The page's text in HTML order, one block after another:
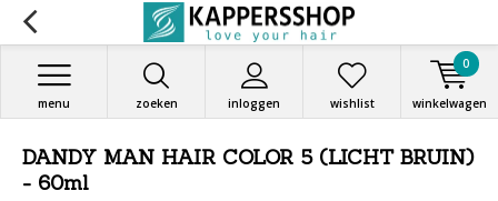
zoeken inloggen
menu wishlist winkelwagen
0
DANDY MAN HAIR COLOR 5 (LICHT BRUIN)
- 60ml